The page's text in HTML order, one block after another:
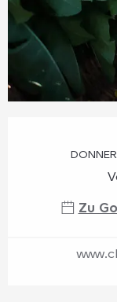
Zu